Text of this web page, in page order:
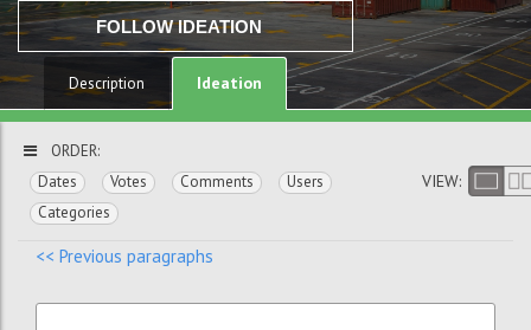
FOLLOW IDEATION
Description Ideation
ORDER:
Dates
Votes Comments
Users
Categories
VIEW:
<< Previous paragraphs